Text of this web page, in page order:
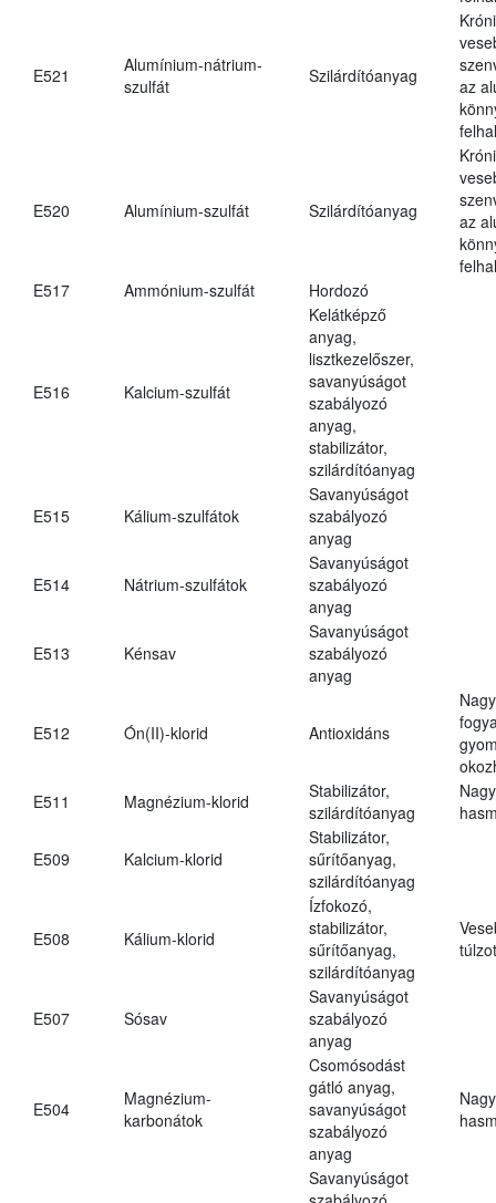
E521
Alumínium-nátrium-
szulfát
Szilárdítóanyag
az
E520 Alumínium-szulfát Szilárdítóanyag
az
E517
Ammónium-szulfát Hordozó
E516 Kalcium-szulfát
Kelátképző
anyag,
lisztkezelőszer,
savanyúságot
szabályozó
anyag,
stabilizátor,
szilárdítóanyag
E515 Kálium-szulfátok
Savanyúságot
szabályozó
anyag
E514 Nátrium-szulfátok
Savanyúságot
szabályozó
anyag
E513 Kénsav
Savanyúságot
szabályozó
anyag
E512 Ón(II)-klorid Antioxidáns
E511
Magnézium-klorid
Stabilizátor,
szilárdítóanyag
E509 Kalcium-klorid
Stabilizátor,
sűrítőanyag,
szilárdítóanyag
E508 Kálium-klorid
Ízfokozó,
stabilizátor,
sűrítőanyag,
szilárdítóanyag
E507 Sósav
Savanyúságot
szabályozó
anyag
E504
Magnézium-
karbonátok
Csomósodást
gátló anyag,
savanyúságot
szabályozó
anyag
Savanyúságot